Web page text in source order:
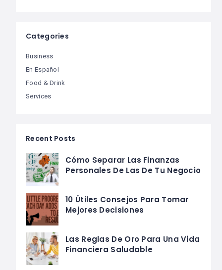
Categories
Business
En Español
Food & Drink
Services
Recent Posts
Cómo Separar Las Finanzas
Personales De Las De Tu Negocio
10 Útiles Consejos Para Tomar
Mejores Decisiones
Las Reglas De Oro Para Una Vida
Financiera Saludable